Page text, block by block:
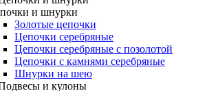
и шнурки
Золотые цепочки
Цепочки серебряные
Цепочки серебряные с позолотой
Цепочки с камнями серебряные
Шнурки на шею